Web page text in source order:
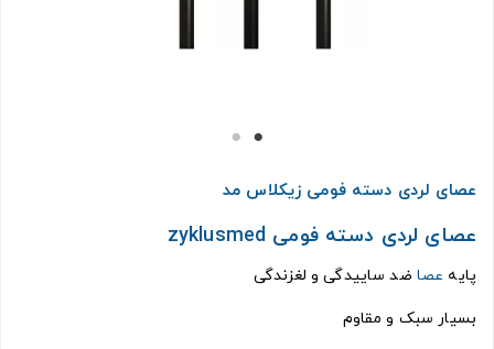
عصای لردی دسته فومی زیکلاس مد
عصای لردی دسته فومی zyklusmed
پایه عصا ضد ساییدگی و لغزندگی
بسیار سبک و مقاوم